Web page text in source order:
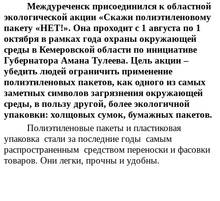
Междуреченск присоединился к областной
экологической акции «Скажи полиэтиленовому
пакету «НЕТ!». Она проходит с 1 августа по 1
октября в рамках года охраны окружающей
среды в Кемеровской области по инициативе
Губернатора Амана Тулеева. Цель акции –
убедить людей ограничить применение
полиэтиленовых пакетов, как одного из самых
заметных символов загрязнения окружающей
среды, в пользу другой, более экологичной
упаковки: холщовых сумок, бумажных пакетов.
Полиэтиленовые пакеты и пластиковая
упаковка стали за последние годы самым
распространенным средством переноски и фасовки
товаров. Они легки, прочны и удобны.